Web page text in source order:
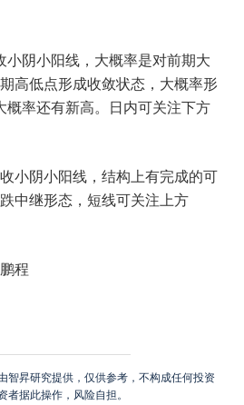
小阴小阳线，大概率是对前期大
高低点形成收敛状态，大概率形
概率还有新高。日内可关注下方
小阴小阳线，结构上有完成的可
中继形态，短线可关注上方
程
智昇研究提供，仅供参考，不构成任何投资
者据此操作，风险自担。